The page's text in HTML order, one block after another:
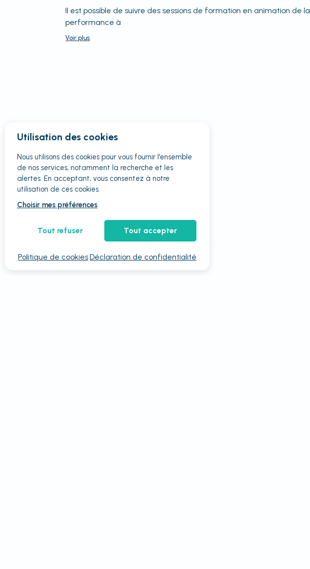
Il est possible de suivre des sessions de formation en animation de la
performance à
Voirplus
Utilisation des cookies
Nous utilisons des cookies pour vous fournir l'ensemble
de nos services, notamment la recherche et les
alertes. En acceptant, vous consentez à notre
utilisation de ces cookies.
Choisir mes préférences
Tout refuser Tout accepter
Politique de cookiesDéclaration de confidentialité